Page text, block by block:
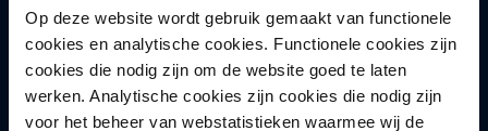
Op deze website wordt gebruik gemaakt van functionele
cookies en analytische cookies. Functionele cookies zijn
cookies die nodig zijn om de website goed te laten
werken. Analytische cookies zijn cookies die nodig zijn
voor het beheer van webstatistieken waarmee wij de
OMROEP